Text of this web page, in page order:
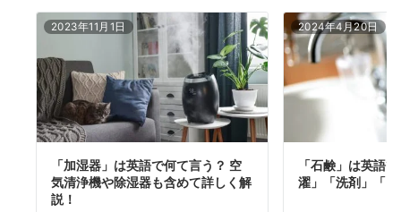
2023年11月1日
「加湿器」は英語で何て言う？ 空
気清浄機や除湿器も含めて詳しく解
説！
2024年4月20日
「石鹸」は英語
濯」「洗剤」「